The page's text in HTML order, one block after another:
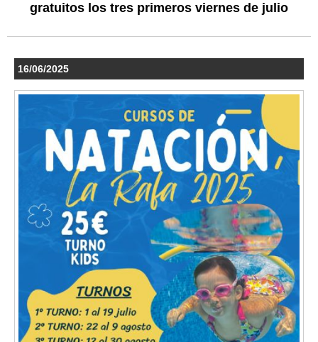
gratuitos los tres primeros viernes de julio
16/06/2025